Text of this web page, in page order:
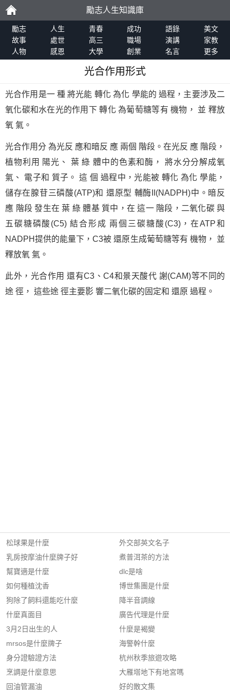
勵
志
勵志人生知識庫
勵志 人生 青春 成功 語錄
美文
故事
處世 高三 職場 演講
家教
人物
感恩 大學 創業 名言 更多
光合作用形式
光合作用是一 種 將光能 轉化 為化 學能的 過程，主要涉及二
氧化碳和水在光的作用下 轉化 為葡萄糖等有 機物， 並 釋放
氧 氣。
光合作用分 為光反 應和暗反 應 兩個 階段。在光反 應 階段，
植物利用 陽光、 葉 綠 體中的色素和酶， 將水分分解成氧
氣、 電子和 質子。 這 個 過程中，光能被 轉化 為化 學能，
儲存在腺苷三磷酸(ATP)和 還原型 輔酶II(NADPH)中。暗反
應 階段 發生在 葉 綠 體基 質中，在 這一 階段，二氧化碳 與
五碳糖磷酸(C5) 結合形成 兩個三碳糖酸(C3)，在ATP和
NADPH提供的能量下，C3被 還原生成葡萄糖等有 機物， 並
釋放氧 氣。
此外，光合作用 還有C3、C4和景天酸代 謝(CAM)等不同的
途 徑， 這些途 徑主要影 響二氧化碳的固定和 還原 過程。
松球果是什麼
乳房按摩油什麼牌子好
幫寶適是什麼
如何種植沈香
狗除了飼料還能吃什麼
什麼真面目
3月2日出生的人
mrsos是什麼牌子
身分證驗證方法
烹調是什麼意思
回油管漏油
外交部英文名子
煮普洱茶的方法
dlc是啥
博世集團是什麼
降半音調線
廣告代理是什麼
什麼是褐變
海警幹什麼
杭州秋季旅遊攻略
大雁塔地下有地宮嗎
好的散文集